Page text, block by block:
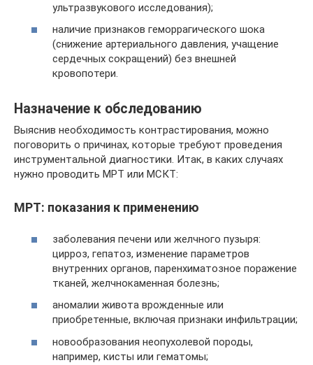
ультразвукового исследования);
наличие признаков геморрагического шока
(снижение артериального давления, учащение
сердечных сокращений) без внешней
кровопотери.
Назначение к обследованию
Выяснив необходимость контрастирования, можно
поговорить о причинах, которые требуют проведения
инструментальной диагностики. Итак, в каких случаях
нужно проводить МРТ или МСКТ:
МРТ: показания к применению
заболевания печени или желчного пузыря:
цирроз, гепатоз, изменение параметров
внутренних органов, паренхиматозное поражение
тканей, желчнокаменная болезнь;
аномалии живота врожденные или
приобретенные, включая признаки инфильтрации;
новообразования неопухолевой породы,
например, кисты или гематомы;